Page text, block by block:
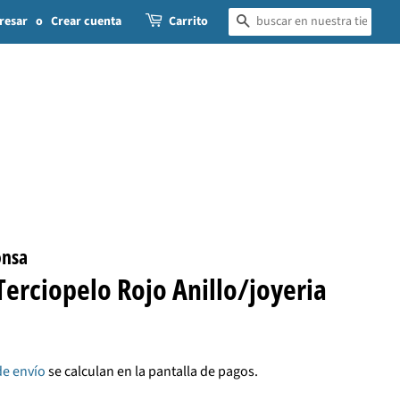
o Crear cuenta Carrito BUSCAR
Rojo Anillo/joyeria
envíose calculan en la pantalla de pagos.